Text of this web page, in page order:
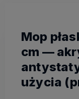
Mop
cm —
użycia